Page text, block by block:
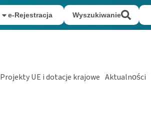
e-Rejestracja Wyszukiwanie
Projekty UE i dotacje krajowe Aktualności